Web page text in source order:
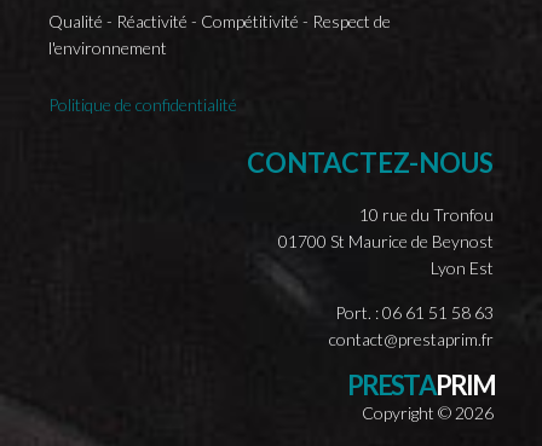
Qualité - Réactivité - Compétitivité - Respect de
l'environnement
Politique de confidentialité
CONTACTEZ-NOUS
10 rue du Tronfou
01700 St Maurice de Beynost
Lyon Est
Port. : 06 61 51 58 63
contact@prestaprim.fr
PRESTAPRIM
Copyright © 2026